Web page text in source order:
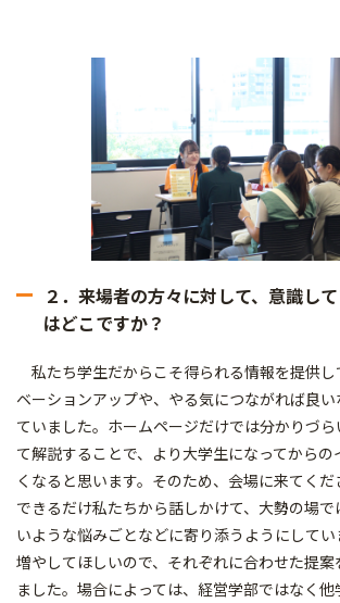
２．来場者の方々に対して、意識し
はどこですか？
私たち学生だからこそ得られる情報を提供し
ベーションアップや、やる気につながれば良い
ていました。ホームページだけでは分かりづ
て解説することで、より大学生になってから
くなると思います。そのため、会場に来てくだ
できるだけ私たちから話しかけて、大勢の場
いような悩みごとなどに寄り添うようにして
増やしてほしいので、それぞれに合わせた提
ました。場合によっては、経営学部ではなく他